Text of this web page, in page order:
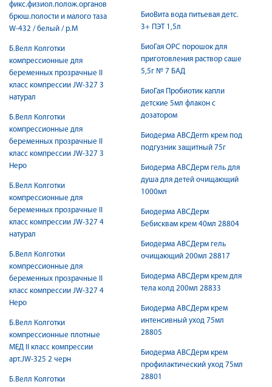
фикс.физиол.полож.органов
брюш.полости и малого таза
W-432 / белый / р.M
Б.Велл Колготки
компрессионные для
беременных прозрачные II
класс компрессии JW-327 3
натурал
Б.Велл Колготки
компрессионные для
беременных прозрачные II
класс компрессии JW-327 3
Неро
Б.Велл Колготки
компрессионные для
беременных прозрачные II
класс компрессии JW-327 4
натурал
Б.Велл Колготки
компрессионные для
беременных прозрачные II
класс компрессии JW-327 4
Неро
Б.Велл Колготки
компрессионные плотные
МЕД II класс компрессии
арт.JW-325 2 черн
Б.Велл Колготки
БиоВита вода питьевая детс.
3+ ПЭТ 1,5л
БиоГая ОРС порошок для
приготовления раствор саше
5,5г № 7 БАД
БиоГая Пробиотик капли
детские 5мл флакон с
дозатором
Биодерма ABCДerm крем под
подгузник защитный 75г
Биодерма ABCДерм гель для
душа для детей очищающий
1000мл
Биодерма АВСДерм
Бебисквам крем 40мл 28804
Биодерма АВСДерм гель
очищающий 200мл 28817
Биодерма АВСДерм крем для
тела колд 200мл 28833
Биодерма АВСДерм крем
интенсивный уход 75мл
28805
Биодерма АВСДерм крем
профилактический уход 75мл
28801